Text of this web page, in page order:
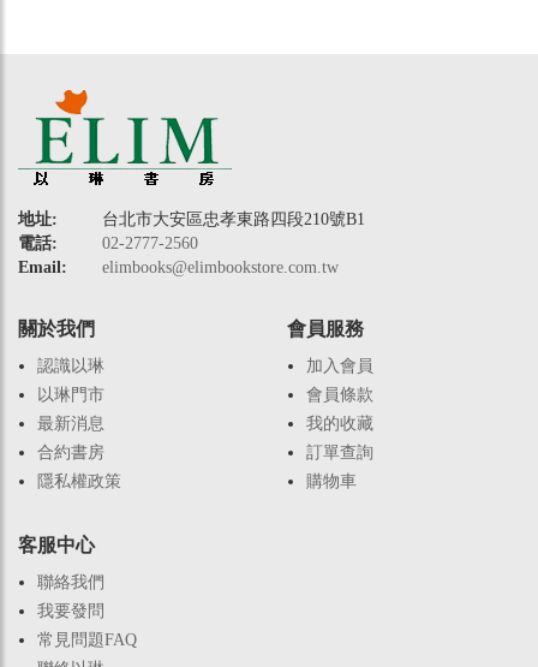
地址:
台北市大安區忠孝東路四段210號B1
電話:
02-2777-2560
Email:
elimbooks@elimbookstore.com.tw
關於我們
認識以琳
以琳門市
最新消息
合約書房
隱私權政策
會員服務
加入會員
會員條款
我的收藏
訂單查詢
購物車
客服中心
聯絡我們
我要發問
常見問題FAQ